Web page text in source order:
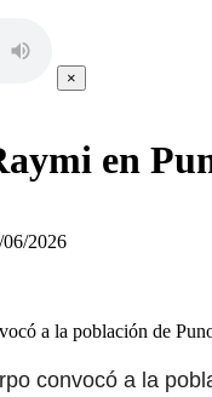
×
en
06/2026
a la población de
convocó a la